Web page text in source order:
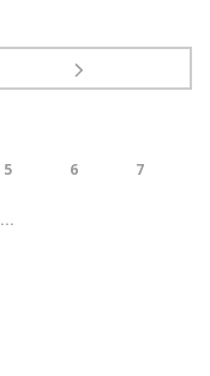
5 6 7
...